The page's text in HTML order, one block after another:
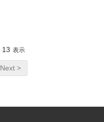
13 表示
Next >